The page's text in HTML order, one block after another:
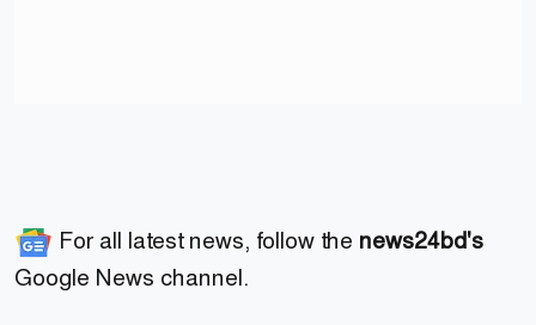
For all latest news, follow the news24bd's
Google News channel.